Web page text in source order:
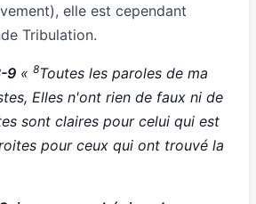
elle est cependant
Tribulation.
9 « 8Toutes les paroles de ma
Elles n'ont rien de faux ni de
sont claires pour celui qui est
pour ceux qui ont trouvé la